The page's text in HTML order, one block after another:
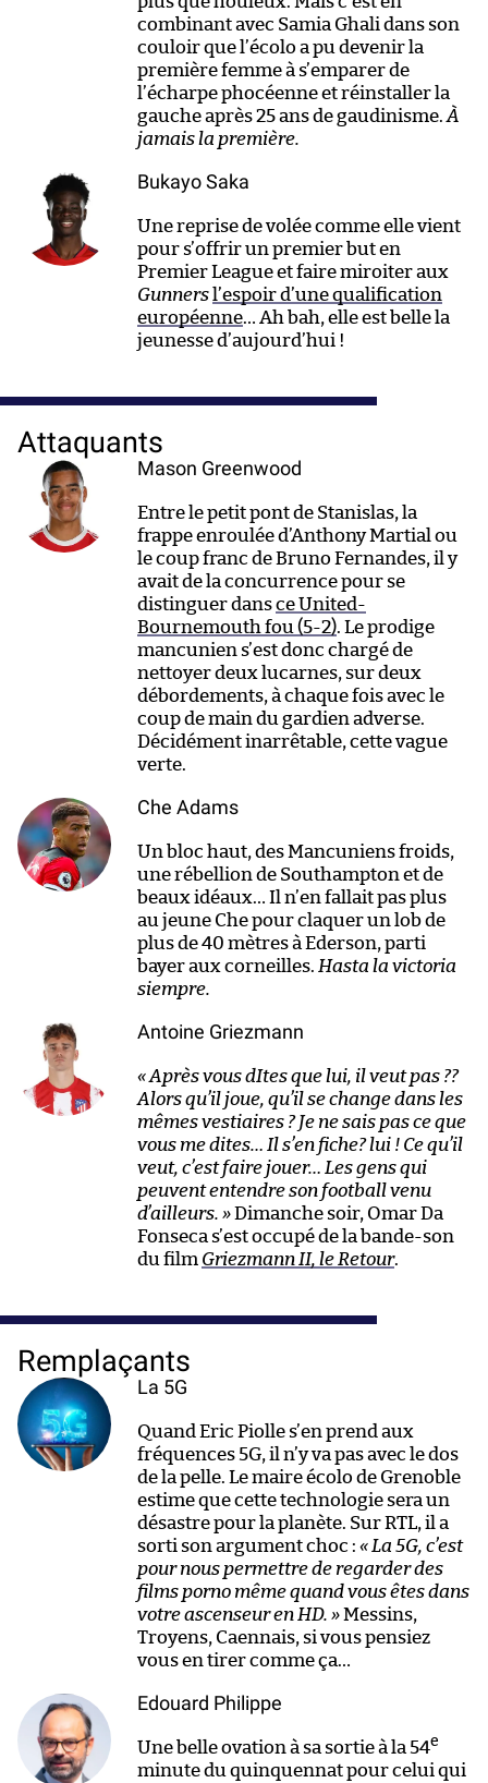
combinant avec Samia Ghali dans son
couloir que l’écolo a pu devenir la
première femme à s’emparer de
l’écharpe phocéenne et réinstaller la
gauche après 25 ans de gaudinisme. À
jamais la première.
Bukayo Saka
Une reprise de volée comme elle vient
pour s’offrir un premier but en
Premier League et faire miroiter aux
Gunners l’espoir d’une qualification
européenne… Ah bah, elle est belle la
jeunesse d’aujourd’hui !
Attaquants
Mason Greenwood
Entre le petit pont de Stanislas, la
frappe enroulée d’Anthony Martial ou
le coup franc de Bruno Fernandes, il y
avait de la concurrence pour se
distinguer dansce United-
Bournemouth fou (5-2). Le prodige
mancunien s’est donc chargé de
nettoyer deux lucarnes, sur deux
débordements, à chaque fois avec le
coup de main du gardien adverse.
Décidément inarrêtable, cette vague
verte.
Che Adams
Un bloc haut, des Mancuniens froids,
une rébellion de Southampton et de
beaux idéaux… Il n’en fallait pas plus
au jeune Che pour claquer un lob de
plus de 40 mètres à Ederson, parti
bayer aux corneilles. Hasta la victoria
siempre.
Antoine Griezmann
« Après vous dItes que lui, il veut pas ??
Alors qu’il joue, qu’il se change dans les
mêmes vestiaires ? Je ne sais pas ce que
vous me dites… Il s’en fiche? lui ! Ce qu’il
veut, c’est faire jouer… Les gens qui
peuvent entendre son football venu
d’ailleurs. »Dimanche soir, Omar Da
Fonseca s’est occupé de la bande-son
du film Griezmann II, le Retour.
Remplaçants
La 5G
Quand Eric Piolle s’en prend aux
fréquences 5G, il n’y va pas avec le dos
de la pelle. Le maire écolo de Grenoble
estime que cette technologie sera un
désastre pour la planète. Sur RTL, il a
sorti son argument choc : « La 5G, c’est
pour nous permettre de regarder des
films porno même quand vous êtes dans
votre ascenseur en HD. »Messins,
Troyens, Caennais, si vous pensiez
vous en tirer comme ça…
Edouard Philippe
Une belle ovation à sa sortie à la 54e
minute du quinquennat pour celui qui